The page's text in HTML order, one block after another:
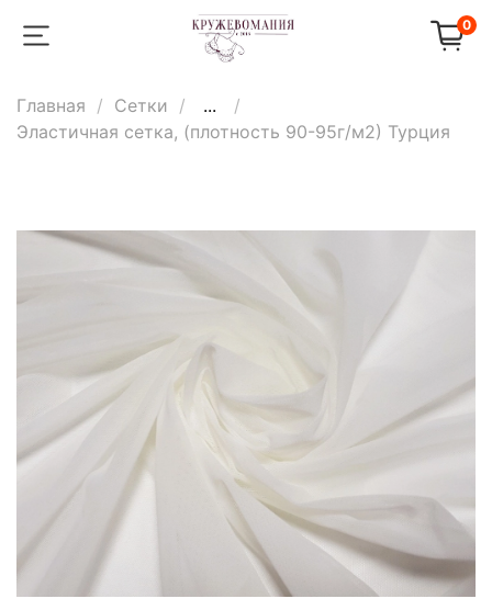
0
Главная Сетки
...
Эластичная сетка, (плотность 90-95г/м2) Турция